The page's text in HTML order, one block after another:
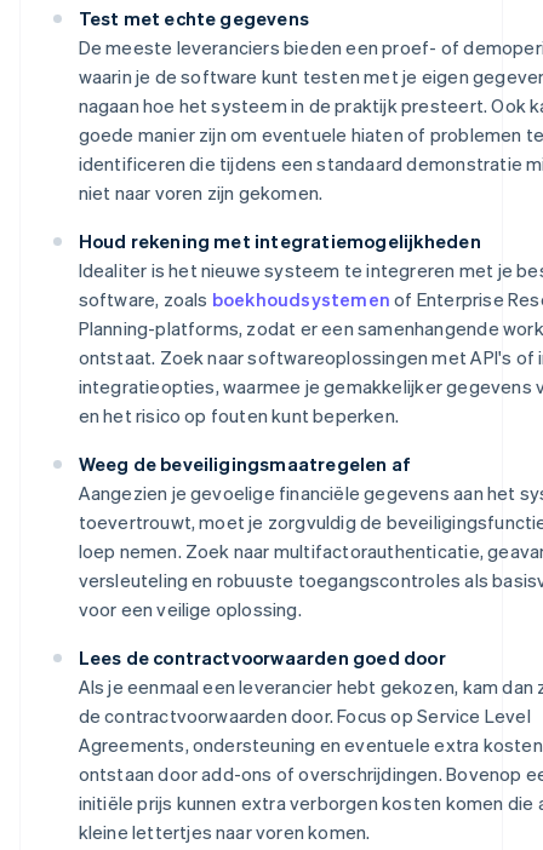
Test met echte gegevens
De meeste leveranciers bieden een proef- of
waarin je de software kunt testen met je eigen
nagaan hoe het systeem in de praktijk presteert. Ook
goede manier zijn om eventuele hiaten of problemen
identificeren die tijdens een standaard demonstratie
niet naar voren zijn gekomen.
Houd rekening met integratiemogelijkheden
Idealiter is het nieuwe systeem te integreren met je
software, zoals boekhoudsystemen of Enterprise
Planning-platforms, zodat er een samenhangende
ontstaat. Zoek naar softwareoplossingen met API's of
integratieopties, waarmee je gemakkelijker gegevens
en het risico op fouten kunt beperken.
Weeg de beveiligingsmaatregelen af
Aangezien je gevoelige financiële gegevens aan het
toevertrouwt, moet je zorgvuldig de
loep nemen. Zoek naar multifactorauthenticatie,
versleuteling en robuuste toegangscontroles als
voor een veilige oplossing.
Lees de contractvoorwaarden goed door
Als je eenmaal een leverancier hebt gekozen, kam dan
de contractvoorwaarden door. Focus op Service Level
Agreements, ondersteuning en eventuele extra
ontstaan door add-ons of overschrijdingen. Bovenop
initiële prijs kunnen extra verborgen kosten komen die
kleine lettertjes naar voren komen.